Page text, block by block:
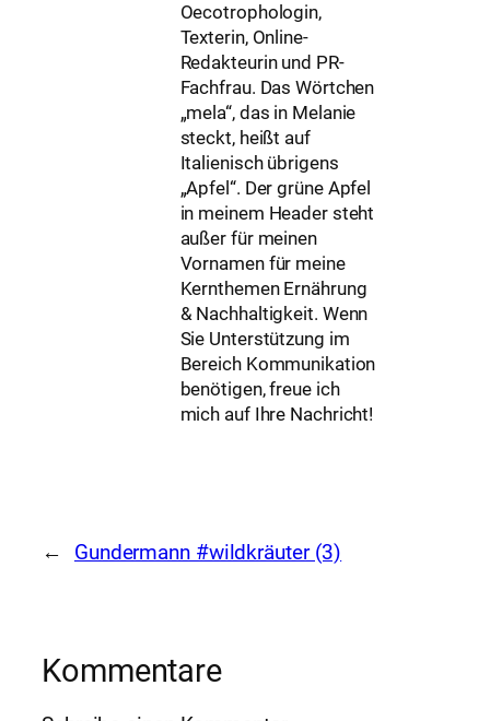
Oecotrophologin,
Texterin, Online-
Redakteurin und PR-
Fachfrau. Das Wörtchen
„mela“, das in Melanie
steckt, heißt auf
Italienisch übrigens
„Apfel“. Der grüne Apfel
in meinem Header steht
außer für meinen
Vornamen für meine
Kernthemen Ernährung
& Nachhaltigkeit. Wenn
Sie Unterstützung im
Bereich Kommunikation
benötigen, freue ich
mich auf Ihre Nachricht!
← Gundermann #wildkräuter (3)
Kommentare